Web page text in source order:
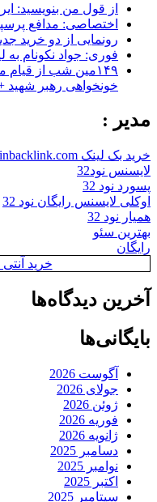
از قول من بنویسید:
اختصاصی: مدافع
رونمایی از دو خرید
فوری: جواد نکونام
۱۴۹مین شب از
خونخواهی رهبر شهید
مدیر :
خرید بک لینک behtarinbacklink.com
لایسنس نود32
پسورد نود 32
اوکلی لایسنس رایگان نود 32
همیار نود 32
بهترین سئو
رایگان
خرید
آخرین دیدگاه‌ها
بایگانی‌ها
آگوست 2026
جولای 2026
ژوئن 2026
فوریه 2026
ژانویه 2026
دسامبر 2025
نوامبر 2025
اکتبر 2025
سپتامبر 2025